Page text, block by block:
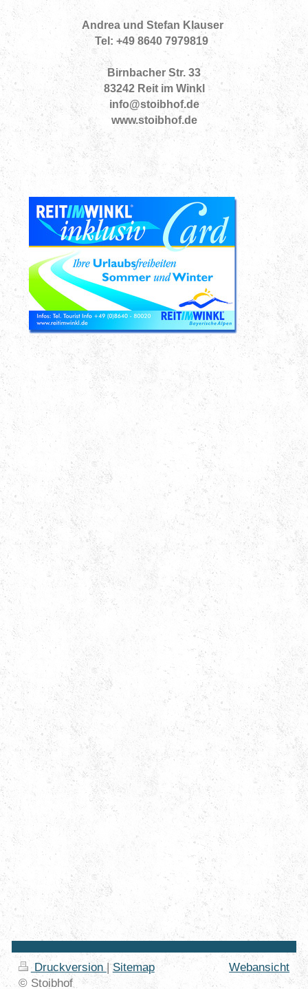
Andrea und Stefan Klauser
Tel: +49 8640 7979819
Birnbacher Str. 33
83242 Reit im Winkl
info@stoibhof.de
www.stoibhof.de
Druckversion | Sitemap
© Stoibhof
Webansicht